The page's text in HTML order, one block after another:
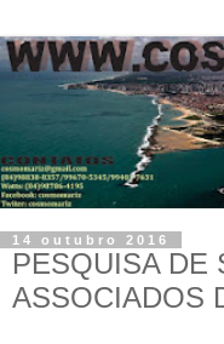
14 outubro 2016
PESQUISA DE
ASSOCIADOS